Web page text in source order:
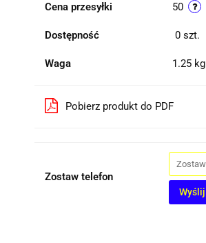
Cena przesyłki 50
Dostępność 0 szt.
Waga 1.25 kg
Pobierz produkt do PDF
Zostaw telefon
Wyślij